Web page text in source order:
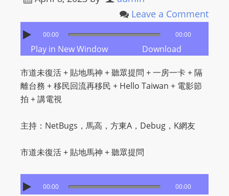
Leave a Comment
00:00 00:00
Play in New Window Download
市道未復活 + 貼地馬神 + 聽眾提問 + 一房一卡 + 隔
離台務 + 移民回流再移民 + Hello Taiwan + 電影節
拍 + 講電視
主持：NetBugs，馬高，方東A，Debug，K網友
市道未復活 + 貼地馬神 + 聽眾提問
00:00 00:00